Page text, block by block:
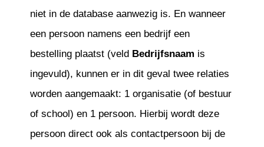
niet in de database aanwezig is. En wanneer
een persoon namens een bedrijf een
bestelling plaatst (veld Bedrijfsnaam is
ingevuld), kunnen er in dit geval twee relaties
worden aangemaakt: 1 organisatie (of bestuur
of school) en 1 persoon. Hierbij wordt deze
persoon direct ook als contactpersoon bij de